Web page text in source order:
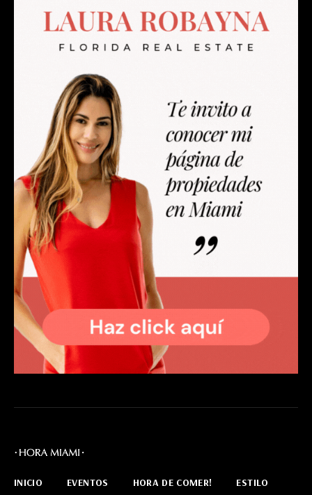
INICIO EVENTOS HORA DE COMER!
ESTILO